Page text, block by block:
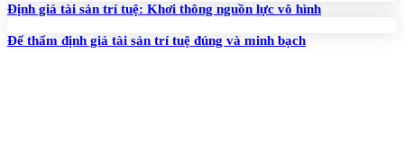
Định giá tài sản trí tuệ: Khơi thông nguồn lực vô hình
Để thẩm định giá tài sản trí tuệ đúng và minh bạch